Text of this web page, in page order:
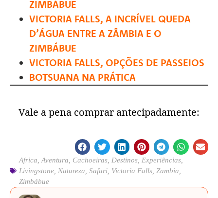
ZIMBÁBUE
VICTORIA FALLS, A INCRÍVEL QUEDA
D’ÁGUA ENTRE A ZÂMBIA E O
ZIMBÁBUE
VICTORIA FALLS, OPÇÕES DE PASSEIOS
BOTSUANA NA PRÁTICA
Vale a pena comprar antecipadamente:
Africa Aventura Cachoeiras Destinos Experiências
Livingstone Natureza Safari Victoria Falls Zambia
Zimbábue